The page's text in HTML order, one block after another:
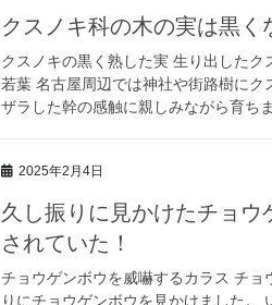
クスノキ科の木の実は黒く
クスノキの黒く熟した実 生り出した
若葉 名古屋周辺では神社や街路樹に
ザラした幹の感触に親しみながら育ち
2025年2月4日
久し振りに見かけたチョ
されていた！
チョウゲンボウを威嚇するカラス チ
りにチョウゲンボウを見かけました。